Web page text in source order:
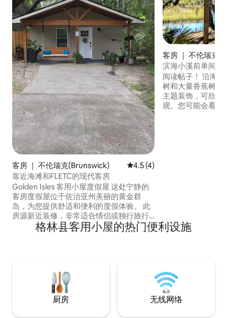
客房 ｜ 不伦瑞克(Brunswick) 平均评分 4.5 分（满分 5 分）
4.5 (4)
靠近海滩和FLETC的现代客房
Golden Isles 客用小屋度假屋 这处宁静的
客房度假屋位于佐治亚州美丽的黄金群
岛，为您提供舒适和便利的度假体验。 此
房源新近装修，非常适合情侣或独行旅行
者入住，可享受放松的住宿体验，距离达
里恩、圣西蒙斯岛和杰基尔岛仅几分钟路
个安静的放松场所。 室内有一间经过精心
翻新的客房，设计兼具舒适性和实用性。
该房源可供两位房客舒适入睡，内部经过
全新装修，包括一间带步入式淋浴间的无
障碍卫生间，更加方便和易于使用。 小厨
客房 ｜ 不伦瑞克
滨海小溪前单间公
上！
阅读帖子！ 沿海
树和大量香蕉树！ 这套单间公寓采用海滨
主题装饰，可欣赏
观。您可能会看到
格林县客用小屋的热门便利设施
厨房 无线网络